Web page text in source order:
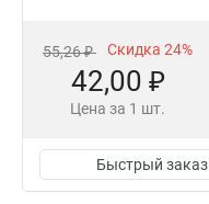
55,26 ₽ Скидка 24%
42,00 ₽
Цена за 1 шт.
Быстрый заказ